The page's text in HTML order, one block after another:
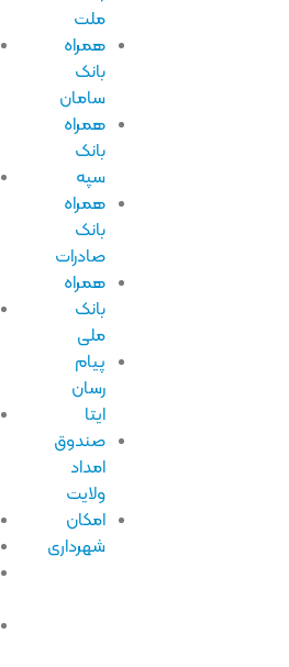
همراه
سامان
همراه
همراه
صادرات
همراه
پیام
رسان
صندوق
امداد
ولایت
امکان
شهرداری
نابو